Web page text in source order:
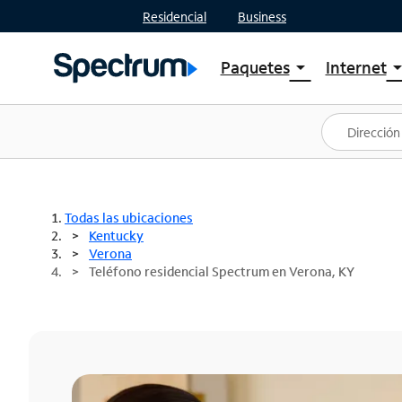
Residencial Business
Paquetesarrow_drop_down
Ver paquetes
Spectrum One
Mejores ofertas
Internetarrow_drop_down
Planes
Todas las ubicaciones
Kentucky
Verona
Teléfono residencial Spectrum en Verona, KY